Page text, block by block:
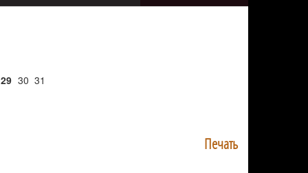
29 30 31
Печать